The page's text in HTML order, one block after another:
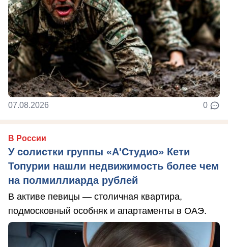
07.08.2026 0
В России
У солистки группы «А'Студио» Кети
Топурии нашли недвижимость более чем
на полмиллиарда рублей
В активе певицы — столичная квартира,
подмосковный особняк и апартаменты в ОАЭ.